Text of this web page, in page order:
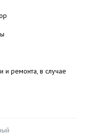
и ремонта, в случае